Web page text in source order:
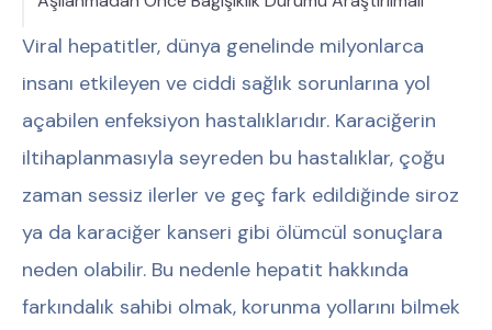
Viral hepatitler, dünya genelinde milyonlarca
insanı etkileyen ve ciddi sağlık sorunlarına yol
açabilen enfeksiyon hastalıklarıdır. Karaciğerin
iltihaplanmasıyla seyreden bu hastalıklar, çoğu
zaman sessiz ilerler ve geç fark edildiğinde siroz
ya da karaciğer kanseri gibi ölümcül sonuçlara
neden olabilir. Bu nedenle hepatit hakkında
farkındalık sahibi olmak, korunma yollarını bilmek